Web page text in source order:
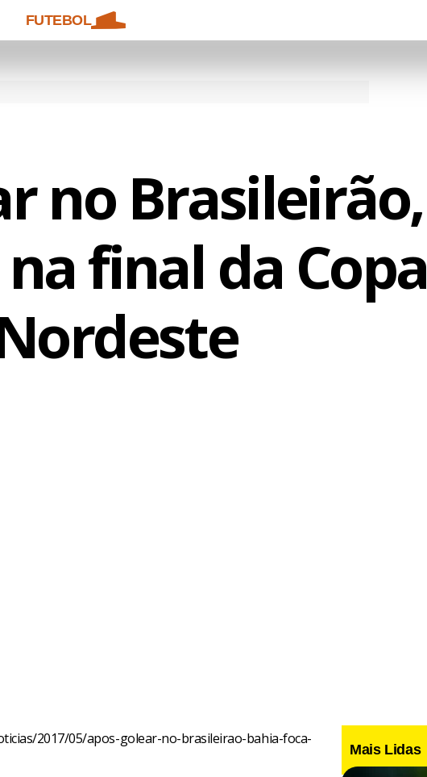
FUTEBOL
no Brasileirão,
final da Copa
2017/05/apos-golear-no-brasileirao-bahia-foca-
Mais Lidas